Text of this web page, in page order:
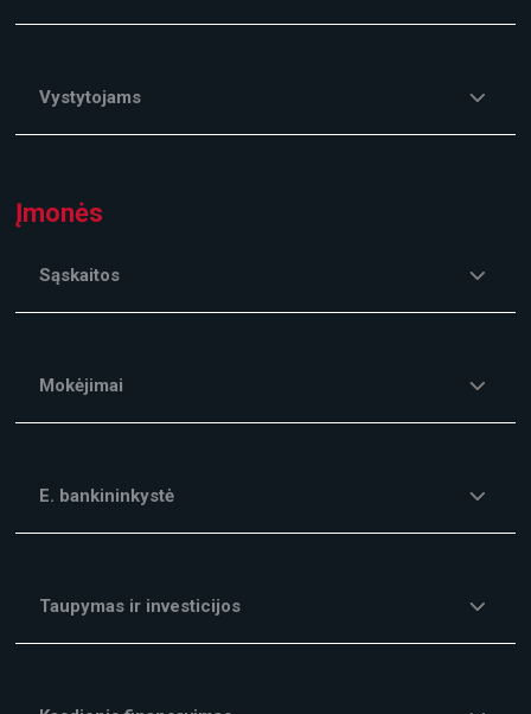
Vystytojams
Įmonės
Sąskaitos
Mokėjimai
E. bankininkystė
Taupymas ir investicijos